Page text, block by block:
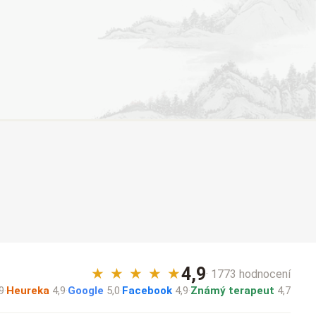
★ ★ ★ ★ ★4,9· 1773 hodnocení
·Heureka 4,9·Google 5,0·Facebook 4,9·Známý terapeut 4,7